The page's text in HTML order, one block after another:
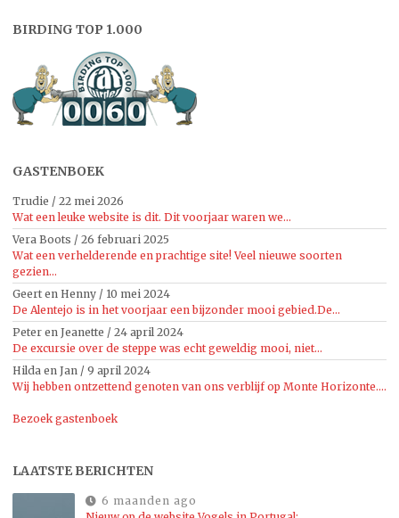
BIRDING TOP 1.000
GASTENBOEK
Trudie / 22 mei 2026
Wat een leuke website is dit. Dit voorjaar waren we...
Vera Boots / 26 februari 2025
Wat een verhelderende en prachtige site! Veel nieuwe soorten
gezien...
Geert en Henny / 10 mei 2024
De Alentejo is in het voorjaar een bijzonder mooi gebied.De...
Peter en Jeanette / 24 april 2024
De excursie over de steppe was echt geweldig mooi, niet...
Hilda en Jan / 9 april 2024
Wij hebben ontzettend genoten van ons verblijf op Monte Horizonte....
Bezoek gastenboek
LAATSTE BERICHTEN
6 maanden ago